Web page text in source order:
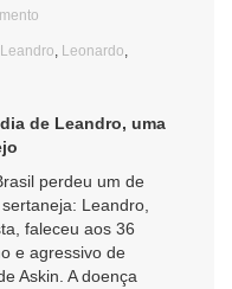
Leandro Leonardo
de Leandro, uma
perdeu um de
Leandro,
faleceu aos 36
e agressivo de
Askin. A doença